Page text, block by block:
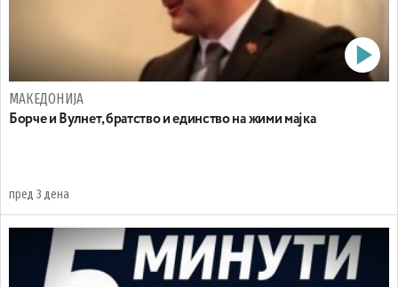
МАКЕДОНИЈА
Борче и Вулнет, братство и единство на жими мајка
пред 3 дена